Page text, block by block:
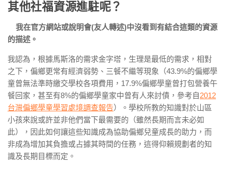
其他社福資源進駐呢？
我在官方網站或說明會(友人轉述)中沒看到有結合這類的資源
的描述。
我認為，根據馬斯洛的需求金字塔，生理是最低的需求，相對
之下，偏鄉更常有經濟弱勢、三餐不繼等現象（43.9%的偏鄉學
童曾無法準時繳交學校各項費用，17.9%偏鄉學童曾打包營養午
餐回家，甚至有8%的偏鄉學童家中曾有人來討債，參考自2012
台灣偏鄉學童學習處境調查報告）。學校所教的知識對於山區
小孩來說或許並非他們當下最需要的（雖然長期而言未必如
此），因此如何讓這些知識成為協助偏鄉兒童成長的助力，而
非成為增加其負擔或占據其時間的任務，這得仰賴規劃者的知
識及長期目標而定。